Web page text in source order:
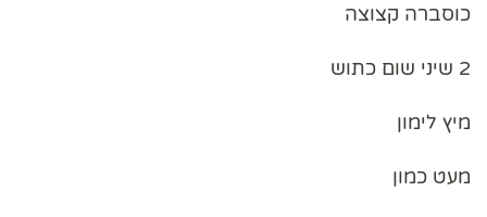
כוסברה קצוצה
2 שיני שום כתוש
מיץ לימון
מעט כמון